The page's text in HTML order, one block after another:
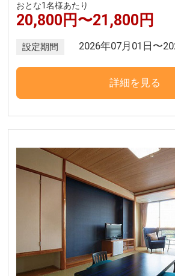
おとな1名様あたり
20,800円〜21,800円
設定期間 2026年07月01日〜
詳細を見る